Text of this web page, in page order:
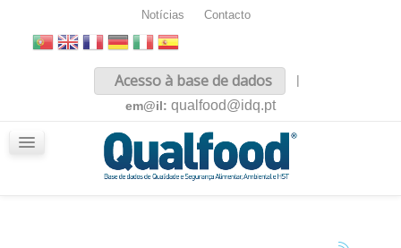
Notícias Contacto
Acesso à base de dados
|
em@il: qualfood@idq.pt